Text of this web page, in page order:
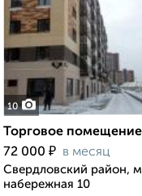
10
Торговое
72 000 ₽ в месяц
Свердловский район,
набережная 10